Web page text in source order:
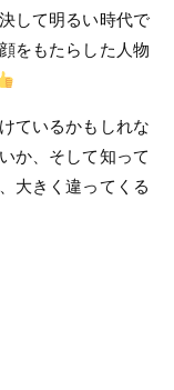
して明るい時代で
をもたらした人物
ているかもしれな
か、そして知って
大きく違ってくる